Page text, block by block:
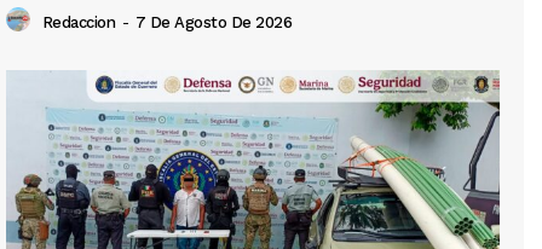
Redaccion - 7 De Agosto De 2026